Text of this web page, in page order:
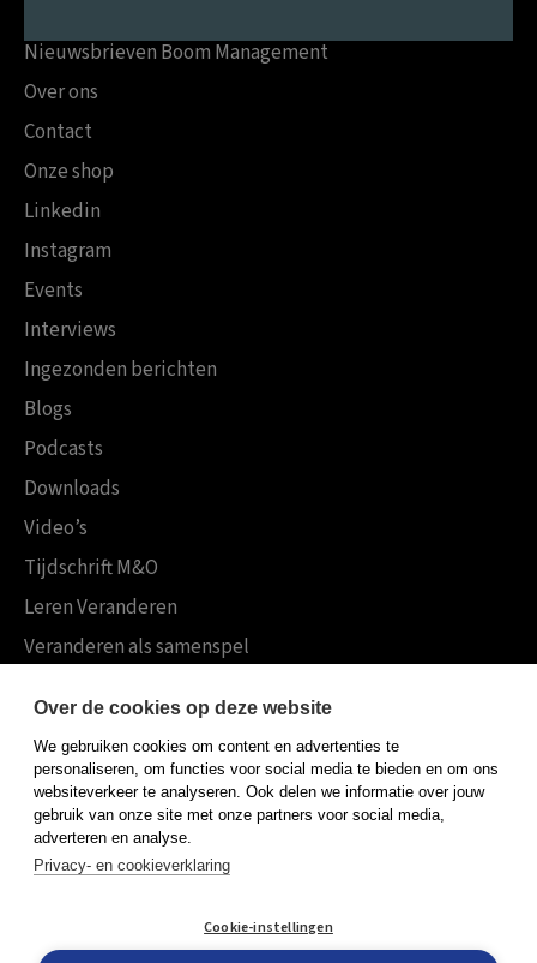
Nieuwsbrieven Boom Management
Over ons
Contact
Onze shop
Linkedin
Instagram
Events
Interviews
Ingezonden berichten
Blogs
Podcasts
Downloads
Video’s
Tijdschrift M&O
Leren Veranderen
Veranderen als samenspel
Koninklijke Boom uitgevers
Boom Psychologie
Boom Hoger Onderwijs
Privacy policy
Over de cookies op deze website
We gebruiken cookies om content en advertenties te
personaliseren, om functies voor social media te bieden en om ons
websiteverkeer te analyseren. Ook delen we informatie over jouw
gebruik van onze site met onze partners voor social media,
adverteren en analyse.
Privacy- en cookieverklaring
Cookie-instellingen